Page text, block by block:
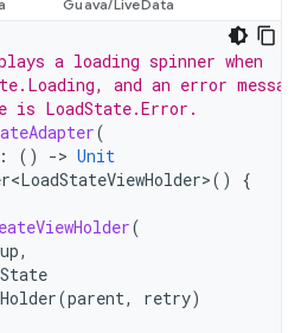
a loading spinner when
and an error
is LoadState.Error.
(
: () -> Unit
() {
(
,
(parent, retry)